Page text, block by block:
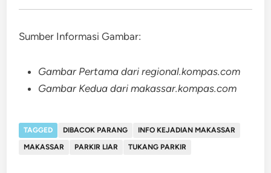
Sumber Informasi Gambar:
Gambar Pertama dari regional.kompas.com
Gambar Kedua dari makassar.kompas.com
TAGGED DIBACOK PARANG
INFO KEJADIAN MAKASSAR
MAKASSAR
PARKIR LIAR TUKANG PARKIR